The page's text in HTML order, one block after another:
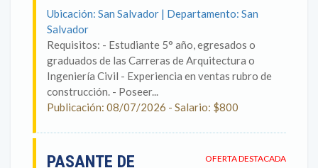
Ubicación: San Salvador | Departamento: San
Salvador
Requisitos: - Estudiante 5° año, egresados o
graduados de las Carreras de Arquitectura o
Ingeniería Civil - Experiencia en ventas rubro de
construcción. - Poseer...
Publicación: 08/07/2026 - Salario: $800
OFERTA DESTACADA
PASANTE DE